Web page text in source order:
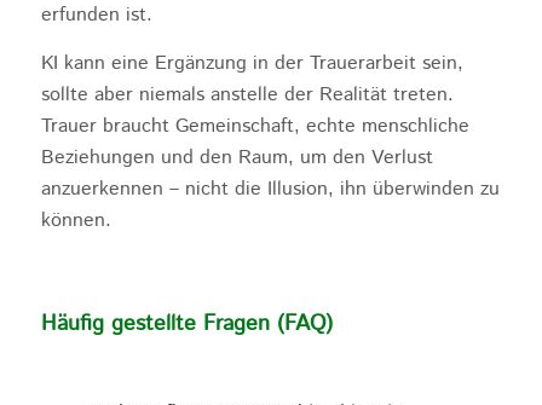
erfunden ist.
KI kann eine Ergänzung in der Trauerarbeit sein,
sollte aber niemals anstelle der Realität treten.
Trauer braucht Gemeinschaft, echte menschliche
Beziehungen und den Raum, um den Verlust
anzuerkennen – nicht die Illusion, ihn überwinden zu
können.
Häufig gestellte Fragen (FAQ)